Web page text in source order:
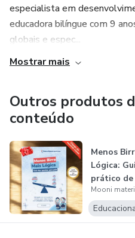
especialista em
educadora bilíngue com 9
globais e espec...
Mostrar mais
Outros produtos
conteúdo
Menos
Lógica:
prático de
simpl...